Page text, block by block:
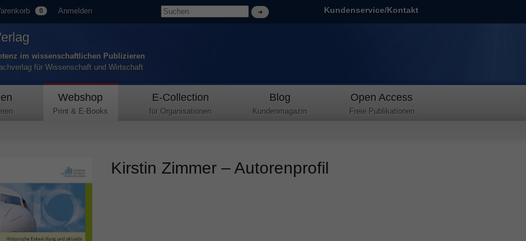
0 Anmelden Kundenservice/Kontakt
im wissenschaftlichen Publizieren
für Wissenschaft und Wirtschaft
Webshop
Print & E-Books
E-Collection
für Organisationen
Blog
Kundenmagazin
Open Access
Freie Publikationen
Kirstin Zimmer – Autorenprofil